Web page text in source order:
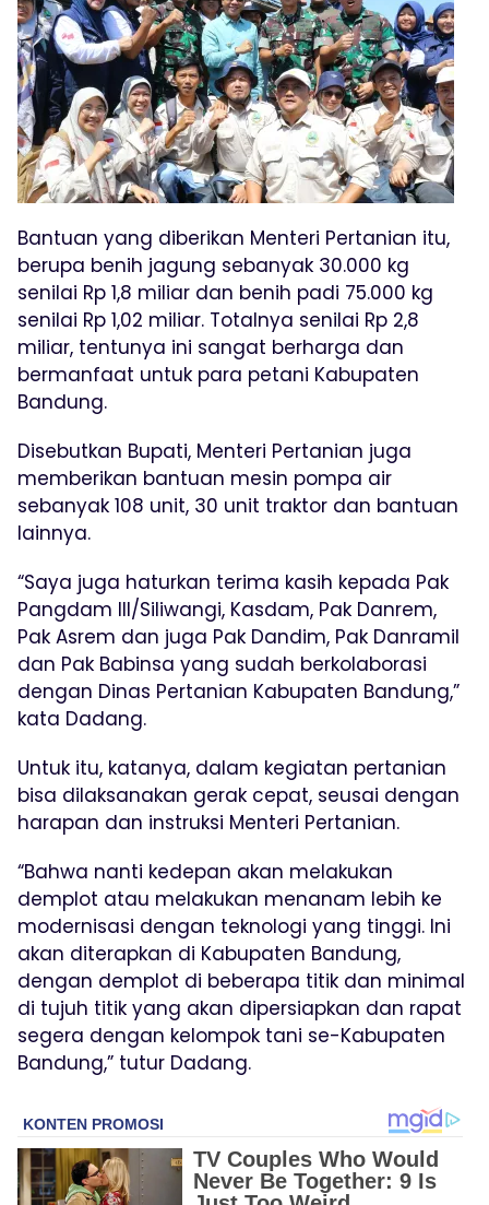
Bantuan yang diberikan Menteri Pertanian itu,
berupa benih jagung sebanyak 30.000 kg
senilai Rp 1,8 miliar dan benih padi 75.000 kg
senilai Rp 1,02 miliar. Totalnya senilai Rp 2,8
miliar, tentunya ini sangat berharga dan
bermanfaat untuk para petani Kabupaten
Bandung.
Disebutkan Bupati, Menteri Pertanian juga
memberikan bantuan mesin pompa air
sebanyak 108 unit, 30 unit traktor dan bantuan
lainnya.
“Saya juga haturkan terima kasih kepada Pak
Pangdam III/Siliwangi, Kasdam, Pak Danrem,
Pak Asrem dan juga Pak Dandim, Pak Danramil
dan Pak Babinsa yang sudah berkolaborasi
dengan Dinas Pertanian Kabupaten Bandung,”
kata Dadang.
Untuk itu, katanya, dalam kegiatan pertanian
bisa dilaksanakan gerak cepat, seusai dengan
harapan dan instruksi Menteri Pertanian.
“Bahwa nanti kedepan akan melakukan
demplot atau melakukan menanam lebih ke
modernisasi dengan teknologi yang tinggi. Ini
akan diterapkan di Kabupaten Bandung,
dengan demplot di beberapa titik dan minimal
di tujuh titik yang akan dipersiapkan dan rapat
segera dengan kelompok tani se-Kabupaten
Bandung,” tutur Dadang.